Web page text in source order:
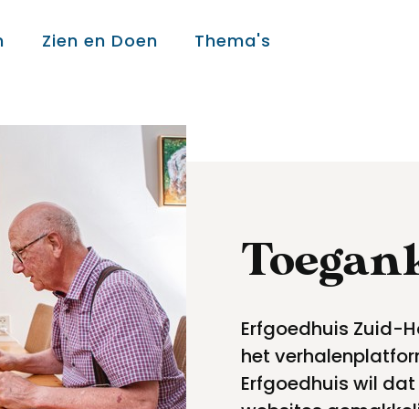
Zien en Doen Thema's
Over ons
Over ons
Colofon
Contact
Onderwijs
Erfgoedhuis Zuid-
het
Erfgoedhuis wil